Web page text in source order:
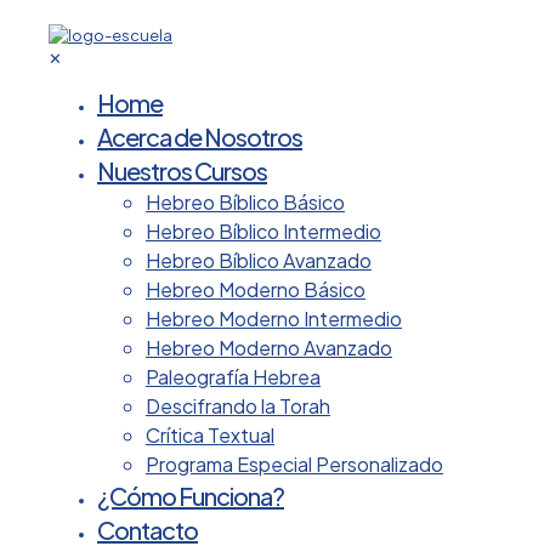
✕
Home
Acerca de Nosotros
Nuestros Cursos
Hebreo Bíblico Básico
Hebreo Bíblico Intermedio
Hebreo Bíblico Avanzado
Hebreo Moderno Básico
Hebreo Moderno Intermedio
Hebreo Moderno Avanzado
Paleografía Hebrea
Descifrando la Torah
Crítica Textual
Programa Especial Personalizado
¿Cómo Funciona?
Contacto